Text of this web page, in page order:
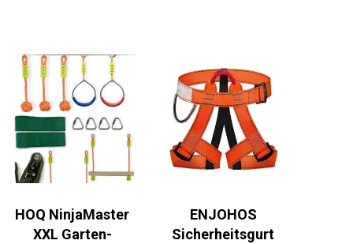
HOQ NinjaMaster
XXL Garten-
ENJOHOS
Sicherheitsgurt